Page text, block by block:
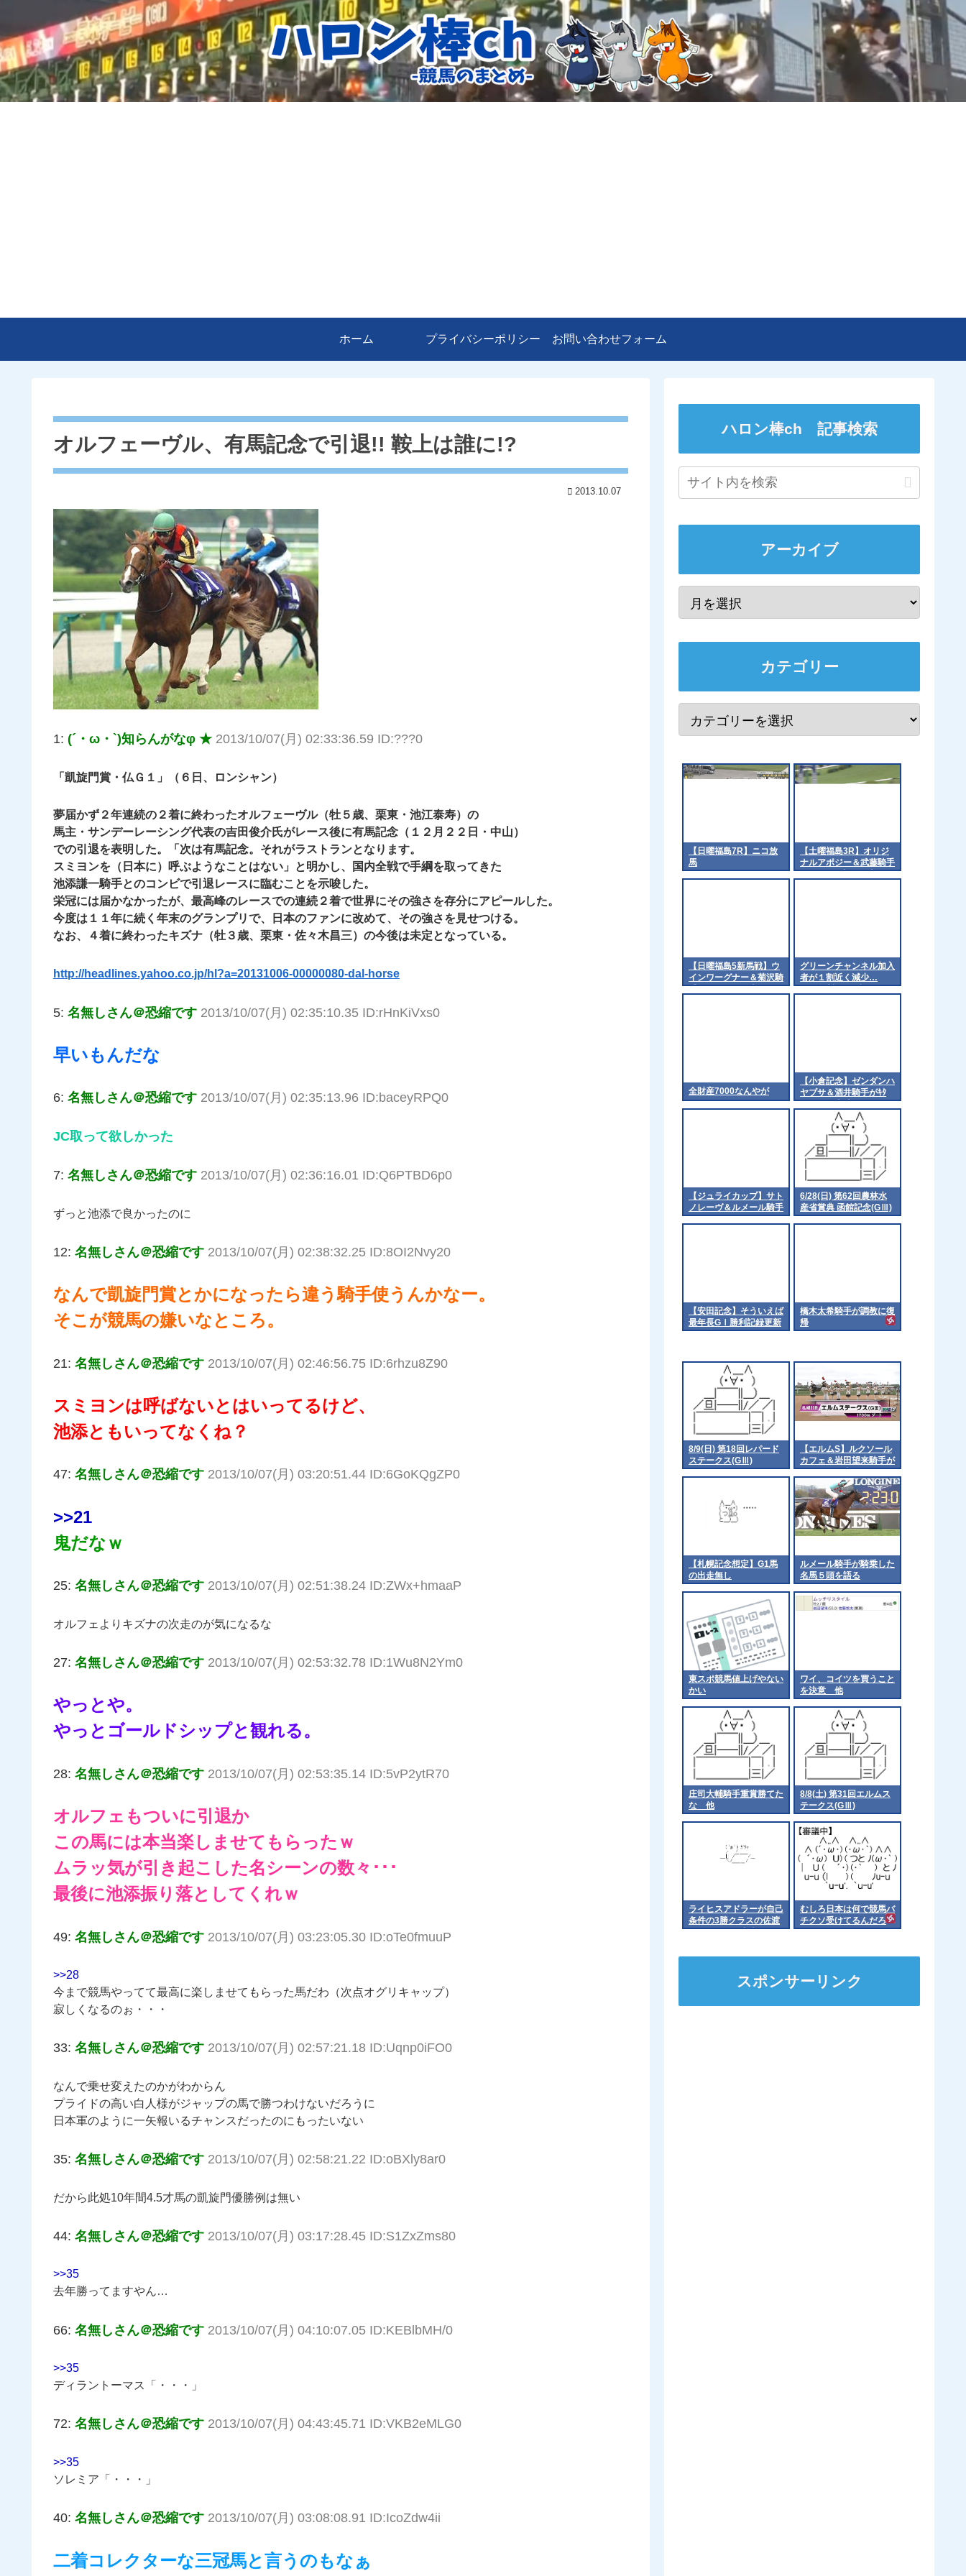
ホーム プライバシーポリシー お問い合わせフォーム
オルフェーヴル、有馬記念で引退!! 鞍上は誰に!?
2013.10.07
1: (´・ω・`)知らんがなφ ★ 2013/10/07(月) 02:33:36.59 ID:???0
「凱旋門賞・仏Ｇ１」（６日、ロンシャン）
夢届かず２年連続の２着に終わったオルフェーヴル（牡５歳、栗東・池江泰寿）の
馬主・サンデーレーシング代表の吉田俊介氏がレース後に有馬記念（１２月２２日・中山）
での引退を表明した。「次は有馬記念。それがラストランとなります。
スミヨンを（日本に）呼ぶようなことはない」と明かし、国内全戦で手綱を取ってきた
池添謙一騎手とのコンビで引退レースに臨むことを示唆した。
栄冠には届かなかったが、最高峰のレースでの連続２着で世界にその強さを存分にアピールした。
今度は１１年に続く年末のグランプリで、日本のファンに改めて、その強さを見せつける。
なお、４着に終わったキズナ（牡３歳、栗東・佐々木昌三）の今後は未定となっている。
http://headlines.yahoo.co.jp/hl?a=20131006-00000080-dal-horse
5: 名無しさん＠恐縮です 2013/10/07(月) 02:35:10.35 ID:rHnKiVxs0
早いもんだな
6: 名無しさん＠恐縮です 2013/10/07(月) 02:35:13.96 ID:baceyRPQ0
JC取って欲しかった
7: 名無しさん＠恐縮です 2013/10/07(月) 02:36:16.01 ID:Q6PTBD6p0
ずっと池添で良かったのに
12: 名無しさん＠恐縮です 2013/10/07(月) 02:38:32.25 ID:8OI2Nvy20
なんで凱旋門賞とかになったら違う騎手使うんかなー。
そこが競馬の嫌いなところ。
21: 名無しさん＠恐縮です 2013/10/07(月) 02:46:56.75 ID:6rhzu8Z90
スミヨンは呼ばないとはいってるけど、
池添ともいってなくね？
47: 名無しさん＠恐縮です 2013/10/07(月) 03:20:51.44 ID:6GoKQgZP0
>>21
鬼だなｗ
25: 名無しさん＠恐縮です 2013/10/07(月) 02:51:38.24 ID:ZWx+hmaaP
オルフェよりキズナの次走のが気になるな
27: 名無しさん＠恐縮です 2013/10/07(月) 02:53:32.78 ID:1Wu8N2Ym0
やっとや。
やっとゴールドシップと観れる。
28: 名無しさん＠恐縮です 2013/10/07(月) 02:53:35.14 ID:5vP2ytR70
オルフェもついに引退か
この馬には本当楽しませてもらったｗ
ムラッ気が引き起こした名シーンの数々･･･
最後に池添振り落としてくれｗ
49: 名無しさん＠恐縮です 2013/10/07(月) 03:23:05.30 ID:oTe0fmuuP
>>28
今まで競馬やってて最高に楽しませてもらった馬だわ（次点オグリキャップ）
寂しくなるのぉ・・・
33: 名無しさん＠恐縮です 2013/10/07(月) 02:57:21.18 ID:Uqnp0iFO0
なんで乗せ変えたのかがわからん
プライドの高い白人様がジャップの馬で勝つわけないだろうに
日本軍のように一矢報いるチャンスだったのにもったいない
35: 名無しさん＠恐縮です 2013/10/07(月) 02:58:21.22 ID:oBXly8ar0
だから此処10年間4.5才馬の凱旋門優勝例は無い
44: 名無しさん＠恐縮です 2013/10/07(月) 03:17:28.45 ID:S1ZxZms80
>>35
去年勝ってますやん…
66: 名無しさん＠恐縮です 2013/10/07(月) 04:10:07.05 ID:KEBlbMH/0
>>35
ディラントーマス「・・・」
72: 名無しさん＠恐縮です 2013/10/07(月) 04:43:45.71 ID:VKB2eMLG0
>>35
ソレミア「・・・」
40: 名無しさん＠恐縮です 2013/10/07(月) 03:08:08.91 ID:IcoZdw4ii
二着コレクターな三冠馬と言うのもなぁ
ハロン棒ch 記事検索
アーカイブ
カテゴリー
【日曜福島7R】ニコ放
馬
【土曜福島3R】オリジ
ナルアポジー＆武藤騎手
がｷﾀ━━☆ﾟ･*:｡.:(ﾟ
【日曜福島5新馬戦】ウ
インワーグナー＆菊沢騎
手がｷﾀ━━━━(ﾟ
グリーンチャンネル加入
者が１割近く減少…
JRA無料ライブ配信開
全財産7000なんやが
【小倉記念】ゼンダンハ
ヤブサ＆酒井騎手がｷﾀ
━━━━(ﾟ∀ﾟ)━━━━!!
【ジュライカップ】サト
ノレーヴ＆ルメール騎手
6/28(日) 第62回農林水
産省賞典 函館記念(GⅢ)
part1
【安田記念】そういえば
最年長GⅠ勝利記録更新
か 他
橋木太希騎手が調教に復
帰
8/9(日) 第18回レパード
ステークス(GⅢ)
【エルムS】ルクソール
カフェ＆岩田望来騎手が
ｷﾀ━━━━(ﾟ
∀ﾟ)━━━━!!
【札幌記念想定】G1馬
の出走無し
ルメール騎手が騎乗した
名馬５頭を語る
東スポ競馬値上げやない
かい
ワイ、コイツを買うこと
を決意 他
庄司大輔騎手重賞勝てた
な 他
8/8(土) 第31回エルムス
テークス(GⅢ)
ライヒスアドラーが自己
条件の3勝クラスの佐渡
ステークスに出走
むしろ日本は何で競馬バ
チクソ受けてるんだろ
スポンサーリンク